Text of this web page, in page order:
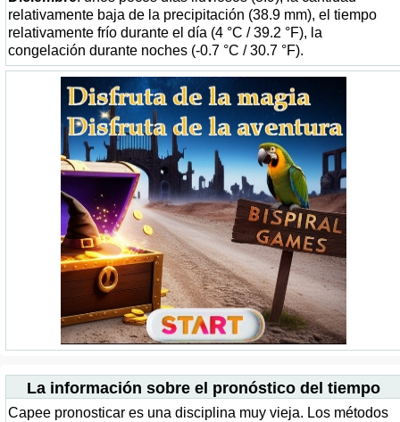
relativamente baja de la precipitación (38.9 mm), el tiempo
relativamente frío durante el día (4 °C / 39.2 °F), la
congelación durante noches (-0.7 °C / 30.7 °F).
La información sobre el pronóstico del tiempo
Capee pronosticar es una disciplina muy vieja. Los métodos